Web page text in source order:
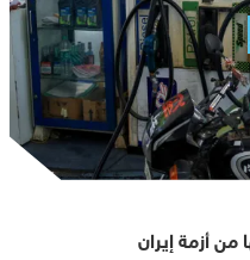
من أزمة إيران